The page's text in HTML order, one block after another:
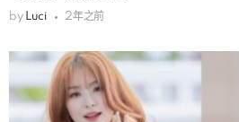
by Luci 2年之前